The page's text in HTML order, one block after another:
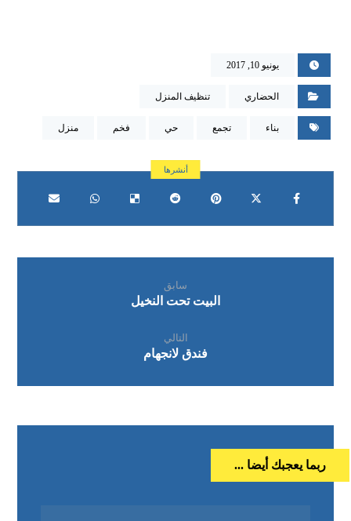
يونيو 10, 2017
الحضاري تنظيف المنزل
بناء تجمع حي فخم منزل
سابق
البيت تحت النخيل
التالي
فندق لانجهام
ربما يعجبك أيضا ...